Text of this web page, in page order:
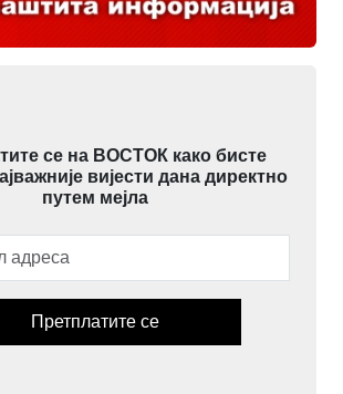
се на ВОСТОК како бисте
вијести дана директно
путем мејла
Претплатите се